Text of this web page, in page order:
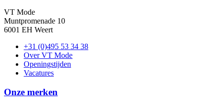
VT Mode
Muntpromenade 10
6001 EH Weert
+31 (0)495 53 34 38
Over VT Mode
Openingstijden
Vacatures
Onze merken